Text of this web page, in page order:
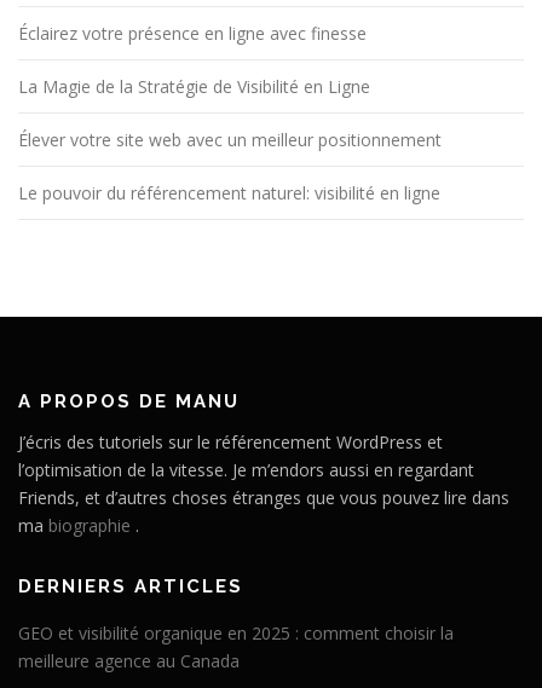
Éclairez votre présence en ligne avec finesse
La Magie de la Stratégie de Visibilité en Ligne
Élever votre site web avec un meilleur positionnement
Le pouvoir du référencement naturel: visibilité en ligne
A PROPOS DE MANU
J’écris des tutoriels sur le référencement WordPress et
l’optimisation de la vitesse. Je m’endors aussi en regardant
Friends, et d’autres choses étranges que vous pouvez lire dans
ma biographie .
DERNIERS ARTICLES
GEO et visibilité organique en 2025 : comment choisir la
meilleure agence au Canada